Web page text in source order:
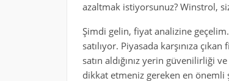
azaltmak istiyorsunuz? Winstrol,
Şimdi gelin, fiyat analizine
satılıyor. Piyasada karşınıza
satın aldığınız yerin güvenilirliği
dikkat etmeniz gereken en önemli